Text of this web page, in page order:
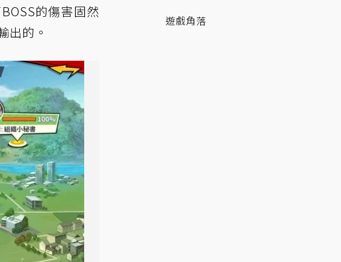
BOSS的傷害固然
出的。
遊戲角落